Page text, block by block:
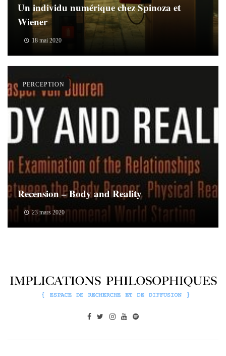
Un individu numérique chez Spinoza et
Wiener
18 mai 2020
Recension – Body and Reality
23 mars 2020
PERCEPTION